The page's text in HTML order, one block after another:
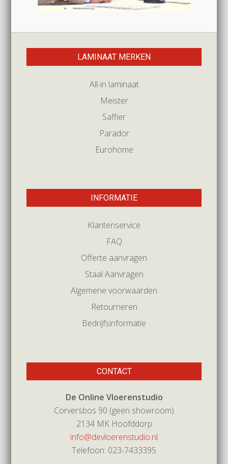
LAMINAAT MERKEN
All-in laminaat
Meister
Saffier
Parador
Eurohome
INFORMATIE
Klantenservice
FAQ
Offerte aanvragen
Staal Aanvragen
Algemene voorwaarden
Retourneren
Bedrijfsinformatie
CONTACT
De Online Vloerenstudio
Corversbos 90 (geen showroom)
2134 MK Hoofddorp
info@devloerenstudio.nl
Telefoon: 023-7433395